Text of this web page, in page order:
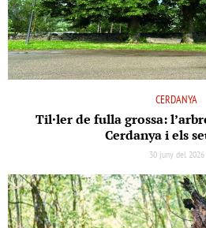
CERDANYA
Til·ler de fulla grossa:
Cerdanya i els
30 juny del 2026